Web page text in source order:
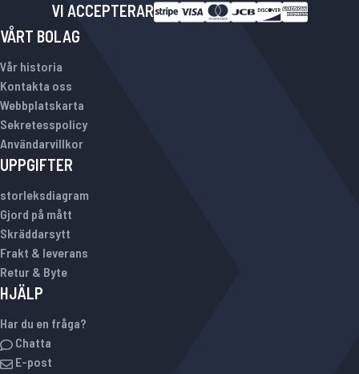
VI ACCEPTERAR
VÅRT BOLAG
Vår historia
Kontakta oss
Webbplatskarta
Sekretesspolicy
Användarvillkor
UPPGIFTER
storleksdiagram
Gjord på mått
Skräddarsytt
Frakt & leverans
Retur & Byte
HJÄLP
Har du en fråga?
Chatta
E-post